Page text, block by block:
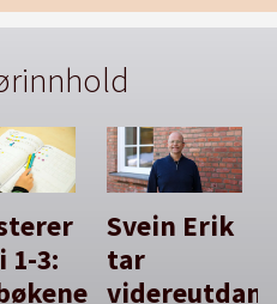
1-3:
Svein Erik
tar